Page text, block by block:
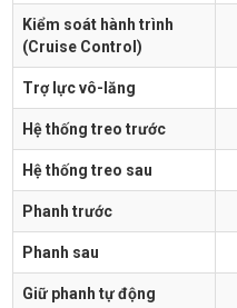
Kiểm soát hành trình
(Cruise Control)
Trợ lực vô-lăng
Hệ thống treo trước
Hệ thống treo sau
Phanh trước
Phanh sau
Giữ phanh tự động